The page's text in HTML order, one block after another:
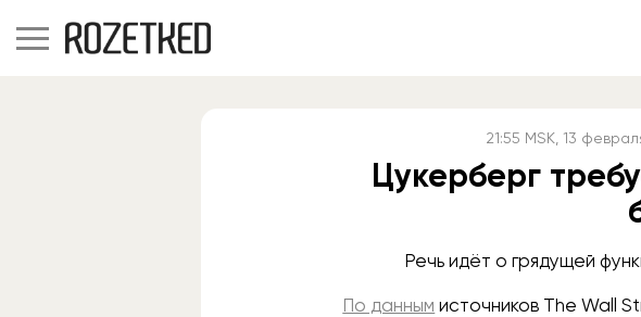
21:55 MSK , 13
Цукерберг
Речь идёт о грядущей
По данным источников The Wall